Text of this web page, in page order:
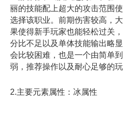
丽的技能配上超大的攻击范围
选择该职业。前期伤害较高，
果使得新手玩家也能轻松过关
分比不足以及单体技能输出略
会比较困难，也是一个由简单
弱，推荐操作以及耐心足够的玩
2.主要元素属性：冰属性